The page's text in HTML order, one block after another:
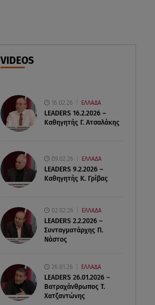
06.08.26 , 22:10
Κλήρωση Τζόκερ 6/8/2026: Οι
VIDEOS
16.02.26 ΕΛΛΑΔΑ
LEADERS 16.2.2026 –
Καθηγητής Γ. Ατσαλάκης
09.02.26 ΕΛΛΑΔΑ
LEADERS 9.2.2026 –
Καθηγητής Κ. Γρίβας
02.02.26 ΕΛΛΑΔΑ
LEADERS 2.2.2026 –
Συνταγματάρχης Π.
Νάστος
26.01.26 ΕΛΛΑΔΑ
LEADERS 26.01.2026 –
Βατραχάνθρωπος Τ.
Χατζαντώνης